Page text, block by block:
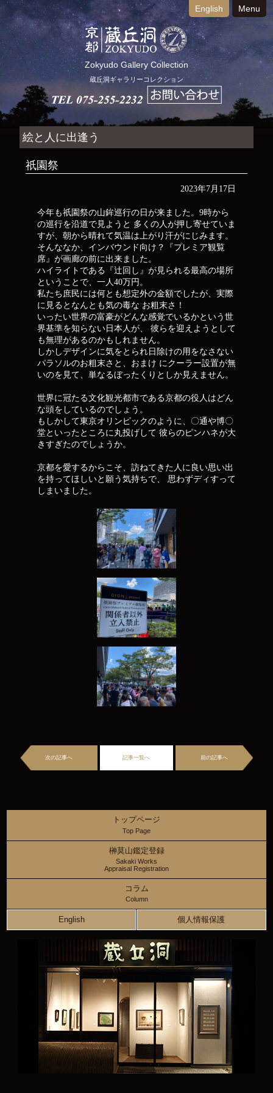
English Menu
Zokyudo Gallery Collection
蔵丘洞ギャラリーコレクション
絵と人に出逢う
祇園祭
2023年7月17日
今年も祇園祭の山鉾巡行の日が来ました。9時から
の巡行を沿道で見ようと 多くの人が押し寄せていま
すが、朝から晴れて気温は上がり汗がにじみます。
そんななか、インバウンド向け？『プレミア観覧
席』が画廊の前に出来ました。
ハイライトである『辻回し』が見られる最高の場所
ということで、一人40万円。
私たち庶民には何とも想定外の金額でしたが、実際
に見るとなんとも気の毒な お粗末さ！
いったい世界の富豪がどんな感覚でいるかという世
界基準を知らない日本人が、 彼らを迎えようとして
も無理があるのかもしれません。
しかしデザインに気をとられ日除けの用をなさない
パラソルのお粗末さと、おまけ にクーラー設置が無
いのを見て、単なるぼったくりとしか見えません。
世界に冠たる文化観光都市である京都の役人はどん
な頭をしているのでしょう。
もしかして東京オリンピックのように、〇通や博〇
堂といったところに丸投げして 彼らのピンハネが大
きすぎたのでしょうか。
京都を愛するからこそ、訪ねてきた人に良い思い出
を持ってほしいと願う気持ちで、 思わずディすって
しまいました。
次の記事へ 記事一覧へ 前の記事へ
トップページ
Top Page
榊莫山鑑定登録
Sakaki Works
Appraisal Registration
コラム
Column
English 個人情報保護